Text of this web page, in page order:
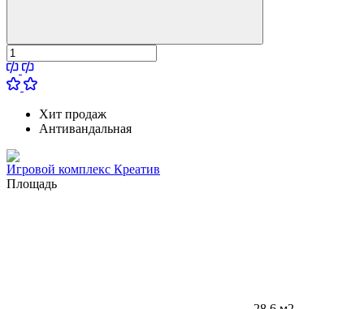
Хит продаж
Антивандальная
Игровой комплекс Креатив
Площадь